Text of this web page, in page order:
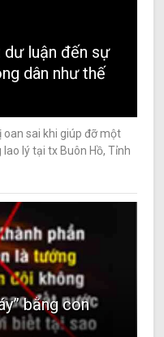
dư luận đến sự
dân như thế
oan sai khi giúp đỡ một
lý tại tx Buôn Hồ, Tỉnh
bằng con